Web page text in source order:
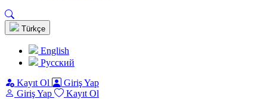
Türkçe
English
Pусский
Kayıt Ol
Giriş Yap
Giriş Yap
Kayıt Ol